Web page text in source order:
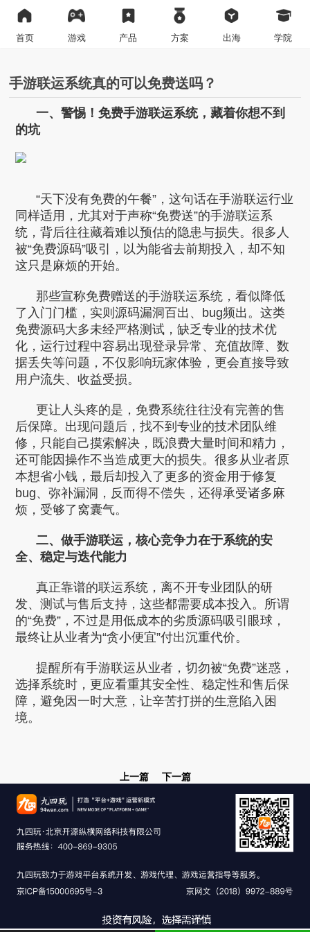
首页 游戏 产品 方案 出海 学院
手游联运系统真的可以免费送吗？
一、警惕！免费手游联运系统，藏着你想不到
的坑
“天下没有免费的午餐”，这句话在手游联运行业
同样适用，尤其对于声称“免费送”的手游联运系
统，背后往往藏着难以预估的隐患与损失。很多人
被“免费源码”吸引，以为能省去前期投入，却不知
这只是麻烦的开始。
那些宣称免费赠送的手游联运系统，看似降低
了入门门槛，实则源码漏洞百出、bug频出。这类
免费源码大多未经严格测试，缺乏专业的技术优
化，运行过程中容易出现登录异常、充值故障、数
据丢失等问题，不仅影响玩家体验，更会直接导致
用户流失、收益受损。
更让人头疼的是，免费系统往往没有完善的售
后保障。出现问题后，找不到专业的技术团队维
修，只能自己摸索解决，既浪费大量时间和精力，
还可能因操作不当造成更大的损失。很多从业者原
本想省小钱，最后却投入了更多的资金用于修复
bug、弥补漏洞，反而得不偿失，还得承受诸多麻
烦，受够了窝囊气。
二、做手游联运，核心竞争力在于系统的安
全、稳定与迭代能力
真正靠谱的联运系统，离不开专业团队的研
发、测试与售后支持，这些都需要成本投入。所谓
的“免费”，不过是用低成本的劣质源码吸引眼球，
最终让从业者为“贪小便宜”付出沉重代价。
提醒所有手游联运从业者，切勿被“免费”迷惑，
选择系统时，更应看重其安全性、稳定性和售后保
障，避免因一时大意，让辛苦打拼的生意陷入困
境。
上一篇 下一篇